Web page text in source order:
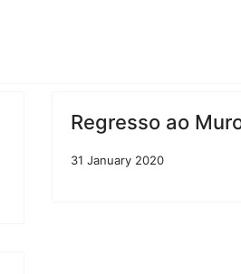
Regresso ao
31 January 2020